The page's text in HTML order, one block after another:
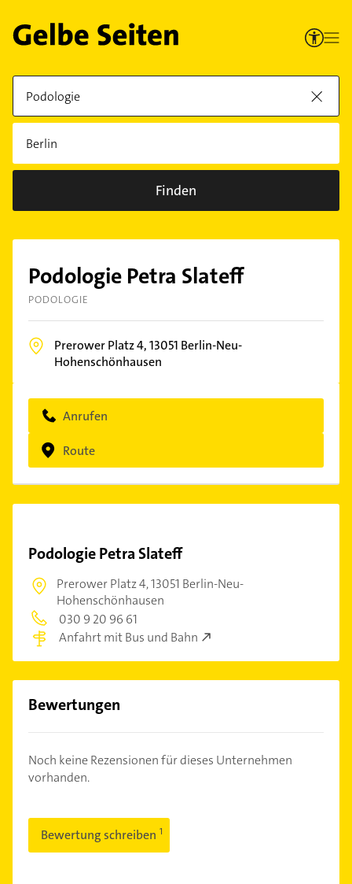
Finden
Podologie Petra Slateff
PODOLOGIE
Prerower Platz 4,13051 Berlin-Neu-
Hohenschönhausen
Anrufen
Route
Podologie Petra Slateff
Prerower Platz 4,13051 Berlin-Neu-
Hohenschönhausen
030 9 20 96 61
Anfahrt mit Bus und Bahn
Bewertungen
Noch keine Rezensionen für dieses Unternehmen
vorhanden.
Bewertung schreiben